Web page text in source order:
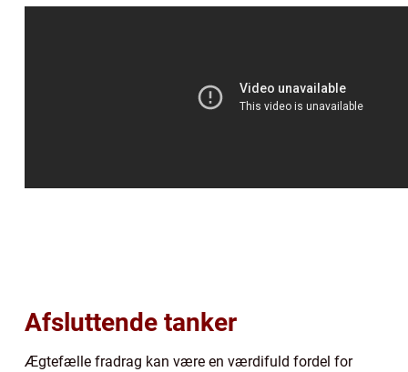
Afsluttende tanker
Ægtefælle fradrag kan være en værdifuld fordel for